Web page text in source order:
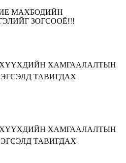
МАХБОДИЙН
ЗОГСООЁ!!!
ХҮҮХДИЙН ХАМГААЛАЛТЫН
ТАВИГДАХ
ХҮҮХДИЙН ХАМГААЛАЛТЫН
ТАВИГДАХ